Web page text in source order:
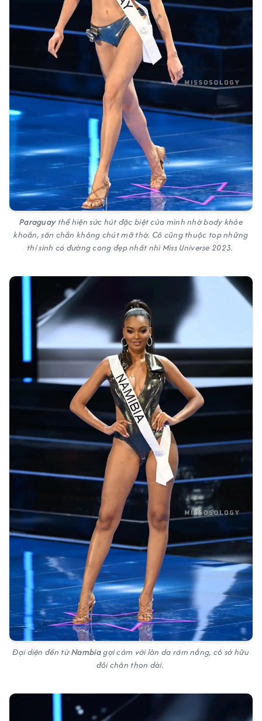
Paraguay thể hiện sức hút đặc biệt của mình nhờ body khỏe
khoắn, săn chắn không chút mỡ thờ. Cô cũng thuộc top những
thí sinh có đường cong đẹp nhất nhì Miss Universe 2023.
Đại diện đến từNambiagợi cảm với làn da rám nắng, cô sở hữu
đôi chân thon dài.